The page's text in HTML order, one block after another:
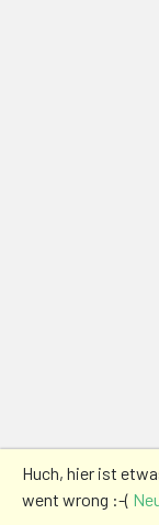
Huch, hier ist
went wrong :-(